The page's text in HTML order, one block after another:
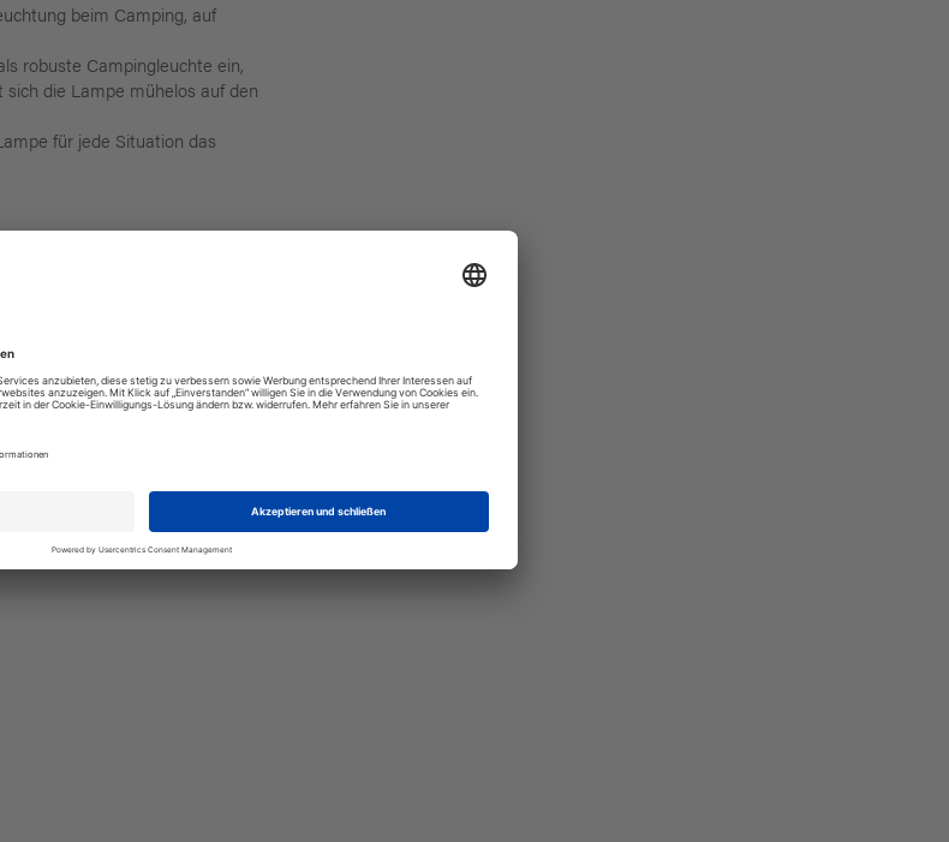
beim Camping, auf
robuste Campingleuchte ein,
die Lampe mühelos auf den
für jede Situation das
Zusammenklappen der Lampe